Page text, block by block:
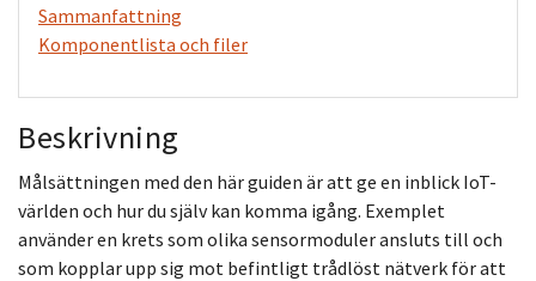
Sammanfattning
Komponentlista och filer
Beskrivning
Målsättningen med den här guiden är att ge en inblick IoT-
världen och hur du själv kan komma igång. Exemplet
använder en krets som olika sensormoduler ansluts till och
som kopplar upp sig mot befintligt trådlöst nätverk för att